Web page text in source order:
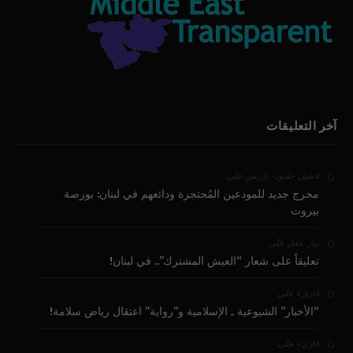
آخر التعليقات
فضيل حمّود - باريس على
مخرج جديد للمودعين المُحتجزة ودائعهم في لبنان: بورصة
بيروت
بيار عقل على
تعليقاً على شعار “العيش المشترك”.. في لبنان!
قارىء على
“الأخبار” الشيوعية ـ الإسلامية و”رواية” اعتقال رياض سلامة!
قارىء على